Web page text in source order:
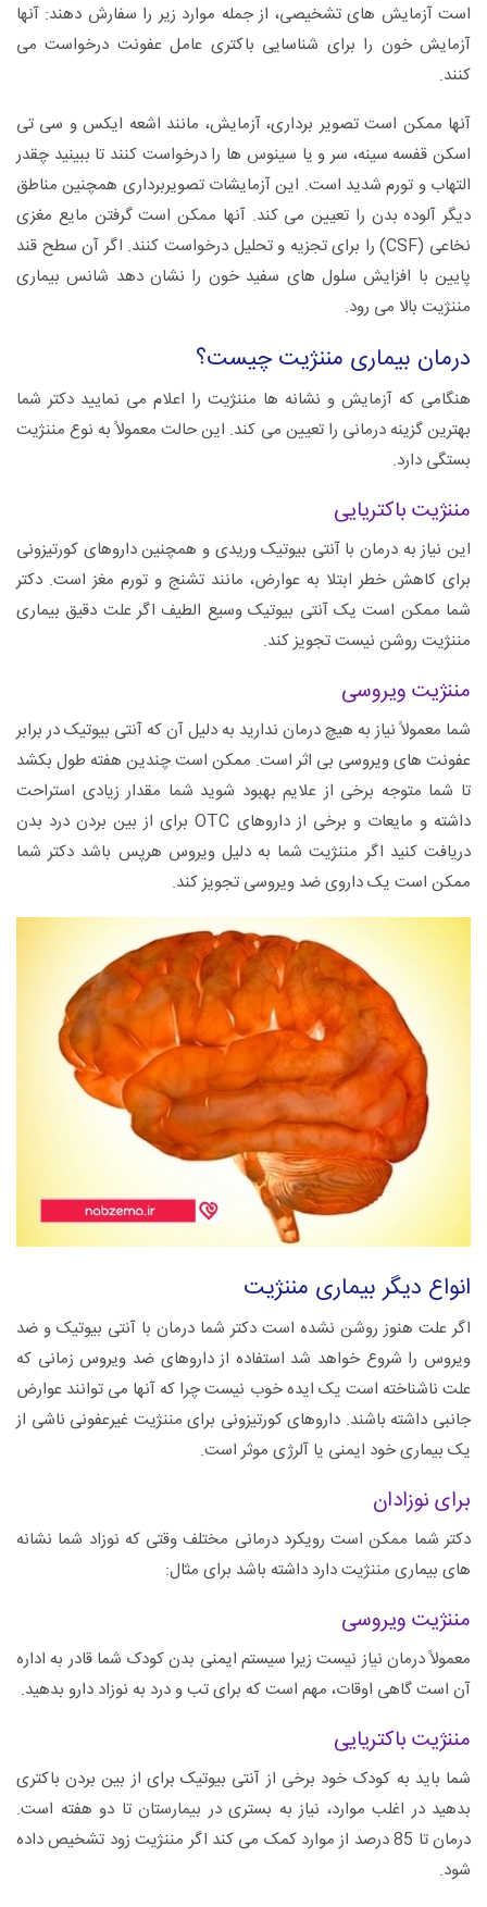
است آزمایش های تشخیصی، از جمله موارد زیر را سفارش دهند: آنها
آزمایش خون را برای شناسایی باکتری عامل عفونت درخواست می
کنند.
آنها ممکن است تصویر برداری، آزمایش، مانند اشعه ایکس و سی تی
اسکن قفسه سینه، سر و یا سینوس ها را درخواست کنند تا ببینید چقدر
التهاب و تورم شدید است. این آزمایشات تصویربرداری همچنین مناطق
دیگر آلوده بدن را تعیین می کند. آنها ممکن است گرفتن مایع مغزی
نخاعی (CSF) را برای تجزیه و تحلیل درخواست کنند. اگر آن سطح قند
پایین با افزایش سلول های سفید خون را نشان دهد شانس بیماری
مننژیت بالا می رود.
درمان بیماری مننژیت چیست؟
هنگامی که آزمایش و نشانه ها مننژیت را اعلام می نمایید دکتر شما
بهترین گزینه درمانی را تعیین می کند. این حالت معمولاً به نوع مننژیت
بستگی دارد.
مننژیت باکتریایی
این نیاز به درمان با آنتی بیوتیک وریدی و همچنین داروهای کورتیزونی
برای کاهش خطر ابتلا به عوارض، مانند تشنج و تورم مغز است. دکتر
شما ممکن است یک آنتی بیوتیک وسیع الطیف اگر علت دقیق بیماری
مننژیت روشن نیست تجویز کند.
مننژیت ویروسی
شما معمولاً نیاز به هیچ درمان ندارید به دلیل آن که آنتی بیوتیک در برابر
عفونت های ویروسی بی اثر است. ممکن است چندین هفته طول بکشد
تا شما متوجه برخی از علایم بهبود شوید شما مقدار زیادی استراحت
داشته و مایعات و برخی از داروهای OTC برای از بین بردن درد بدن
دریافت کنید اگر مننژیت شما به دلیل ویروس هرپس باشد دکتر شما
ممکن است یک داروی ضد ویروسی تجویز کند.
انواع دیگر بیماری مننژیت
اگر علت هنوز روشن نشده است دکتر شما درمان با آنتی بیوتیک و ضد
ویروس را شروع خواهد شد استفاده از داروهای ضد ویروس زمانی که
علت ناشناخته است یک ایده خوب نیست چرا که آنها می توانند عوارض
جانبی داشته باشند. داروهای کورتیزونی برای مننژیت غیرعفونی ناشی از
یک بیماری خود ایمنی یا آلرژی موثر است.
برای نوزادان
دکتر شما ممکن است رویکرد درمانی مختلف وقتی که نوزاد شما نشانه
های بیماری مننژیت دارد داشته باشد برای مثال:
مننژیت ویروسی
معمولاً درمان نیاز نیست زیرا سیستم ایمنی بدن کودک شما قادر به اداره
آن است گاهی اوقات، مهم است که برای تب و درد به نوزاد دارو بدهید.
مننژیت باکتریایی
شما باید به کودک خود برخی از آنتی بیوتیک برای از بین بردن باکتری
بدهید در اغلب موارد، نیاز به بستری در بیمارستان تا دو هفته است.
درمان تا 85 درصد از موارد کمک می کند اگر مننژیت زود تشخیص داده
شود.